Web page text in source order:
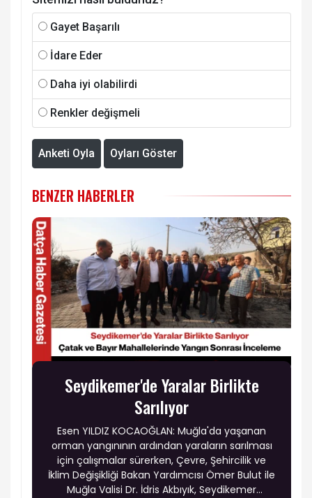
Gayet Başarılı
İdare Eder
Daha iyi olabilirdi
Renkler değişmeli
Anketi Oyla Oyları Göster
BENZER HABERLER
Seydikemer'de Yaralar Birlikte
Sarılıyor
Esen YILDIZ KOCAOĞLAN: Muğla'da yaşanan
orman yangınının ardından yaraların sarılması
için çalışmalar sürerken, Çevre, Şehircilik ve
İklim Değişikliği Bakan Yardımcısı Ömer Bulut ile
Muğla Valisi Dr. İdris Akbıyık, Seydikemer